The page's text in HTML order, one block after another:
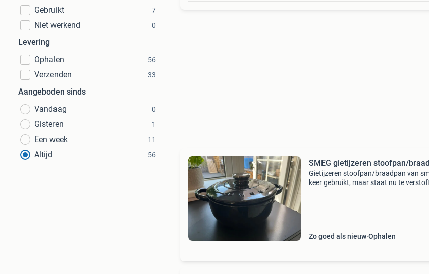
Gebruikt 7
Niet werkend 0
Levering
Ophalen
56
Verzenden 33
Aangeboden sinds
Vandaag
0
Gisteren 1
Een week 11
Altijd 56
SMEG gietijzeren stoofpan/
Gietijzeren stoofpan/braadpan van
keer gebruikt, maar staat nu te
Zo goed als nieuw Ophalen